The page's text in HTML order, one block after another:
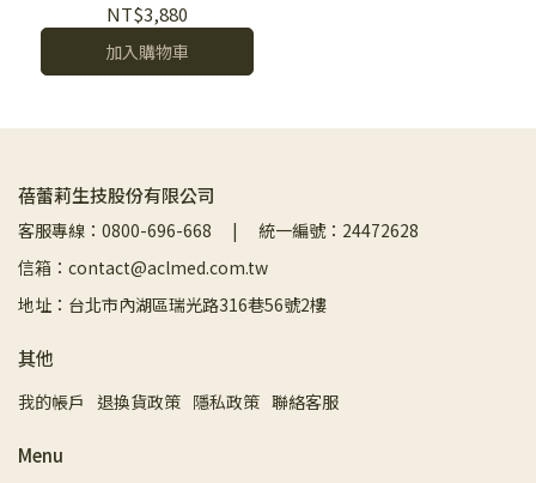
NT$3,880
加入購物車
蓓蕾莉生技股份有限公司
客服專線：0800-696-668 | 統一編號：24472628
信箱：contact@aclmed.com.tw
地址：台北市內湖區瑞光路316巷56號2樓
其他
我的帳戶 退換貨政策 隱私政策 聯絡客服
Menu